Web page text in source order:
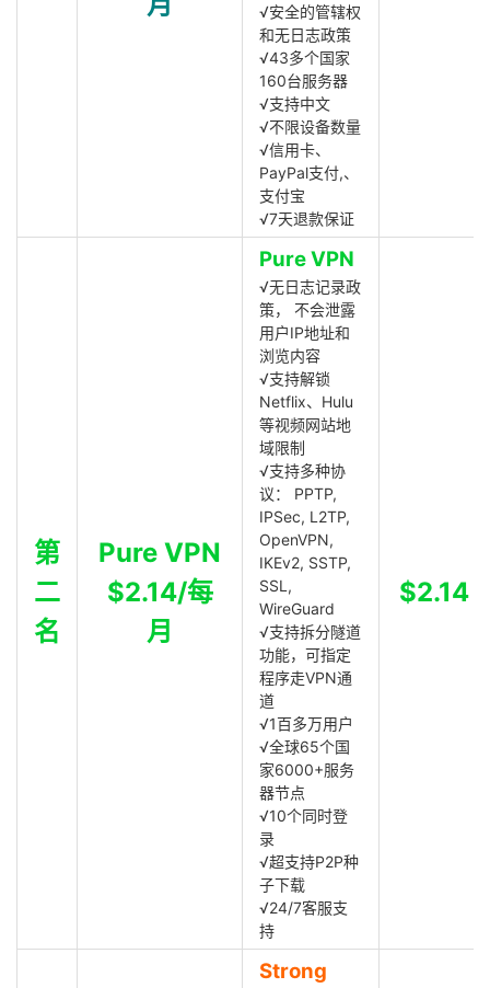
√安全的管辖权
和无日志政策
√43多个国家
160台服务器
√支持中文
√不限设备数量
√信用卡、
PayPal支付,、
支付宝
√7天退款保证
第
二
名
Pure VPN
$2.14/每
月
Pure VPN
√无日志记录政
策， 不会泄露
用户IP地址和
浏览内容
√支持解锁
Netflix、Hulu
等视频网站地
域限制
√支持多种协
议： PPTP,
IPSec, L2TP,
OpenVPN,
IKEv2, SSTP,
SSL,
WireGuard
√支持拆分隧道
功能，可指定
程序走VPN通
道
√1百多万用户
√全球65个国
家6000+服务
器节点
√10个同时登
录
√超支持P2P种
子下载
√24/7客服支
持
$2.14
Strong